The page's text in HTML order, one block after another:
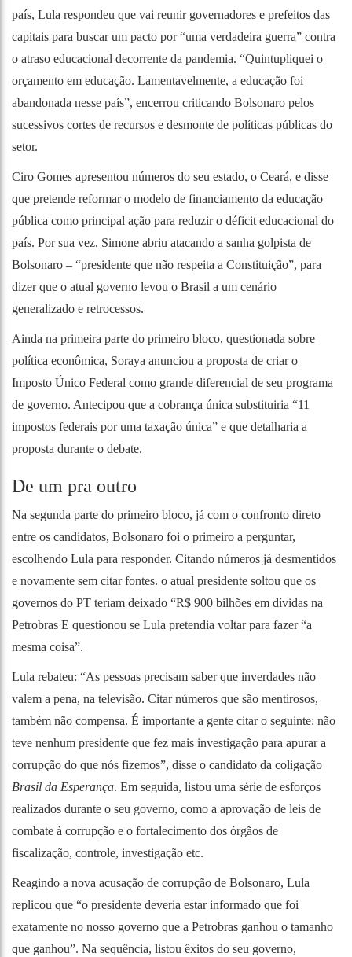
país, Lula respondeu que vai reunir governadores e prefeitos das
capitais para buscar um pacto por “uma verdadeira guerra” contra
o atraso educacional decorrente da pandemia. “Quintupliquei o
orçamento em educação. Lamentavelmente, a educação foi
abandonada nesse país”, encerrou criticando Bolsonaro pelos
sucessivos cortes de recursos e desmonte de políticas públicas do
setor.
Ciro Gomes apresentou números do seu estado, o Ceará, e disse
que pretende reformar o modelo de financiamento da educação
pública como principal ação para reduzir o déficit educacional do
país. Por sua vez, Simone abriu atacando a sanha golpista de
Bolsonaro – “presidente que não respeita a Constituição”, para
dizer que o atual governo levou o Brasil a um cenário
generalizado e retrocessos.
Ainda na primeira parte do primeiro bloco, questionada sobre
política econômica, Soraya anunciou a proposta de criar o
Imposto Único Federal como grande diferencial de seu programa
de governo. Antecipou que a cobrança única substituiria “11
impostos federais por uma taxação única” e que detalharia a
proposta durante o debate.
De um pra outro
Na segunda parte do primeiro bloco, já com o confronto direto
entre os candidatos, Bolsonaro foi o primeiro a perguntar,
escolhendo Lula para responder. Citando números já desmentidos
e novamente sem citar fontes. o atual presidente soltou que os
governos do PT teriam deixado “R$ 900 bilhões em dívidas na
Petrobras E questionou se Lula pretendia voltar para fazer “a
mesma coisa”.
Lula rebateu: “As pessoas precisam saber que inverdades não
valem a pena, na televisão. Citar números que são mentirosos,
também não compensa. É importante a gente citar o seguinte: não
teve nenhum presidente que fez mais investigação para apurar a
corrupção do que nós fizemos”, disse o candidato da coligação
Brasil da Esperança. Em seguida, listou uma série de esforços
realizados durante o seu governo, como a aprovação de leis de
combate à corrupção e o fortalecimento dos órgãos de
fiscalização, controle, investigação etc.
Reagindo a nova acusação de corrupção de Bolsonaro, Lula
replicou que “o presidente deveria estar informado que foi
exatamente no nosso governo que a Petrobras ganhou o tamanho
que ganhou”. Na sequência, listou êxitos do seu governo,